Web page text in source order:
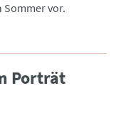
Sommer vor.
Porträt